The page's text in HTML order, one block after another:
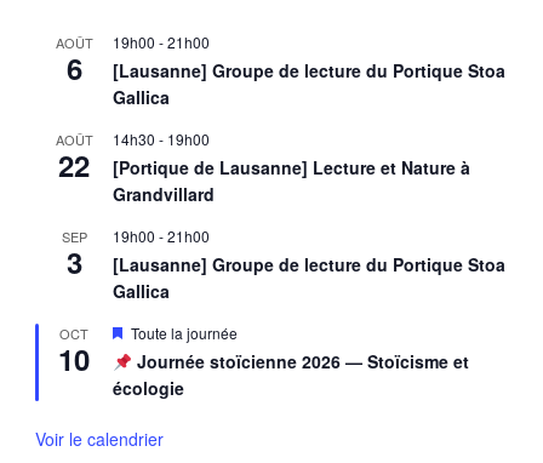
AOÛT
6
19h00 -21h00
[Lausanne] Groupe de lecture du Portique Stoa
Gallica
AOÛT
22
14h30 - 19h00
[Portique de Lausanne] Lecture et Nature à
Grandvillard
SEP
3
19h00 -21h00
[Lausanne] Groupe de lecture du Portique Stoa
Gallica
OCT
10
Mis
en
avant
Toute la journée
Journée stoïcienne 2026 — Stoïcisme et
écologie
Voir le calendrier